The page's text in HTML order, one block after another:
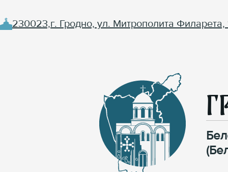
230023,г. Гродно, ул. Митрополита Филарета,